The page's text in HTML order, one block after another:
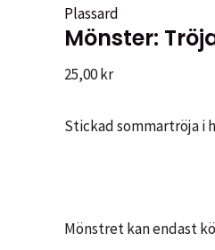
Plassard
Mönster:
25,00kr
Stickad sommartröja i
Mönstret kan endast